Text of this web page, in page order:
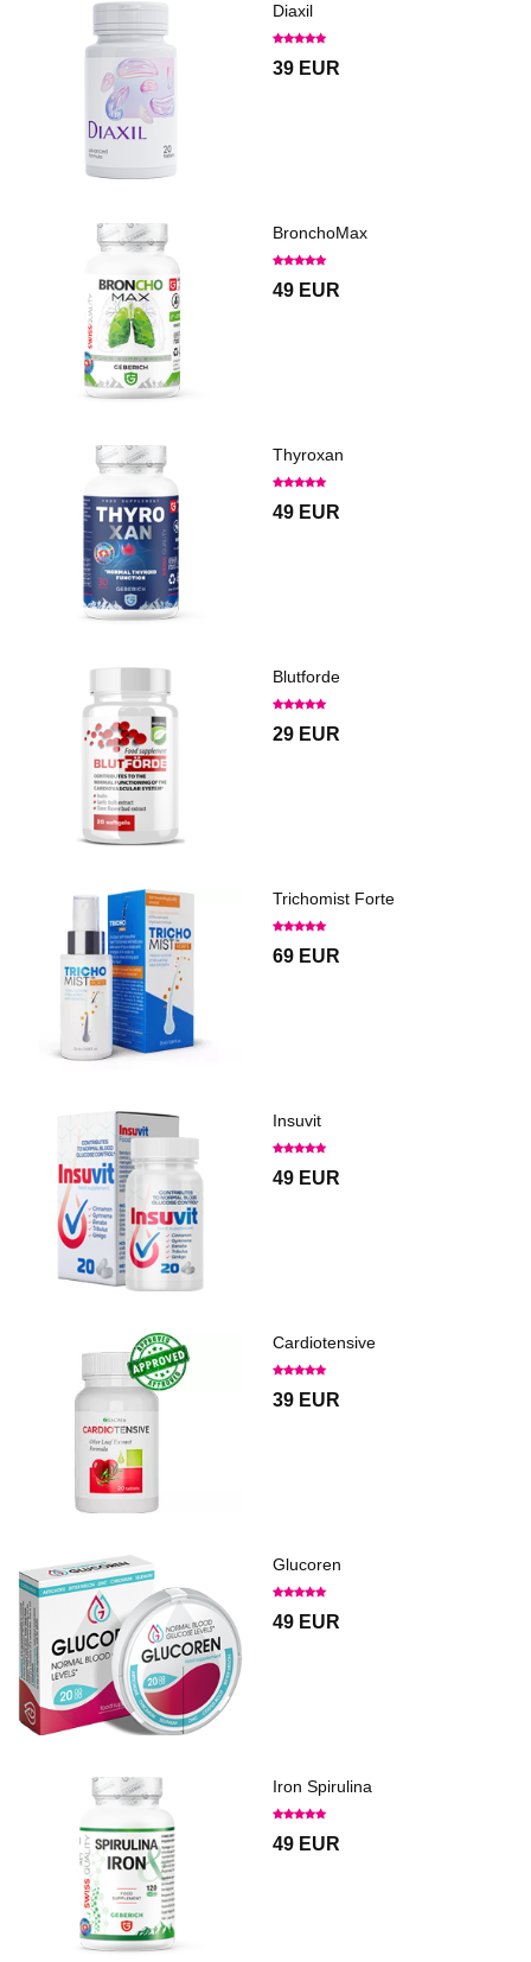
Diaxil
39 EUR
BronchoMax
49 EUR
Thyroxan
49 EUR
Blutforde
29 EUR
Trichomist Forte
69 EUR
Insuvit
49 EUR
Cardiotensive
39 EUR
Glucoren
49 EUR
Iron Spirulina
49 EUR